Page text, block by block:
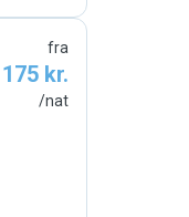
fra
175 kr.
/nat